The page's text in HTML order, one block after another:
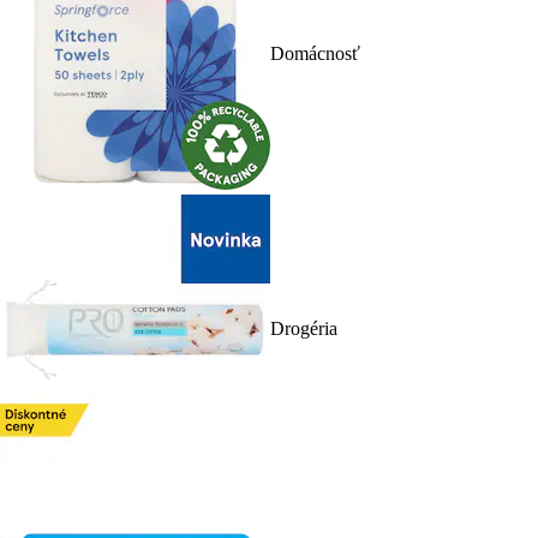
Domácnosť
Drogéria